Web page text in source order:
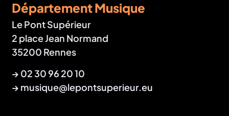
Département Musique
Le Pont Supérieur
2 place Jean Normand
35200 Rennes
→ 02 30 96 20 10
→ musique@lepontsuperieur.eu